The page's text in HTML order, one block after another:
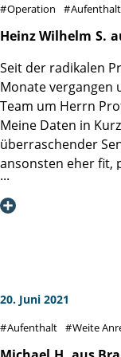
Team im
was bei mir mit
Genesung nach
Zufriedenheit,
Es lohnt sich
Ulrich E.
Operation Aufenthalt
Heinz Wilhelm S.
Seit der radikalen
Monate vergangen
Team um Herrn
Meine Daten in
überraschender
ansonsten eher fit,
Mit der Diagnose
Zeit, was durch
Eindruck, den Herr
hinterlassen hatte,
20. Juni 2021
Aufenthalt Weite